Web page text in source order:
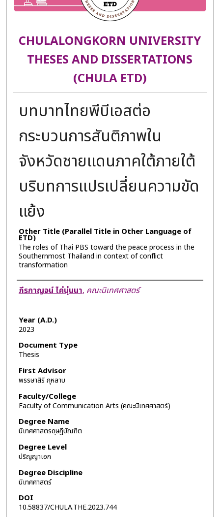
CHULALONGKORN UNIVERSITY
THESES AND DISSERTATIONS
(CHULA ETD)
บทบาทไทยพีบีเอสต่อ
กระบวนการสันติภาพใน
จังหวัดชายแดนภาคใต้ภายใต้
บริบทการแปรเปลี่ยนความขัด
แย้ง
Other Title (Parallel Title in Other Language of
ETD)
The roles of Thai PBS toward the peace process in the
Southernmost Thailand in context of conflict
transformation
Author
ภีรกาญจน์ ไค่นุ่นนา, คณะนิเทศศาสตร์
Year (A.D.)
2023
Document Type
Thesis
First Advisor
พรรษาสิริ กุหลาบ
Faculty/College
Faculty of Communication Arts (คณะนิเทศศาสตร์)
Degree Name
นิเทศศาสตรดุษฎีบัณฑิต
Degree Level
ปริญญาเอก
Degree Discipline
นิเทศศาสตร์
DOI
10.58837/CHULA.THE.2023.744